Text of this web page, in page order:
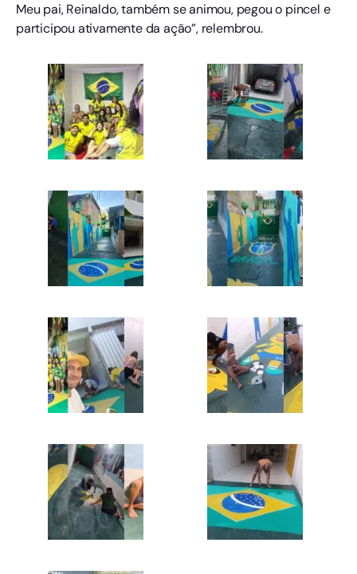
Meu pai, Reinaldo, também se animou, pegou o pincel e
participou ativamente da ação”, relembrou.